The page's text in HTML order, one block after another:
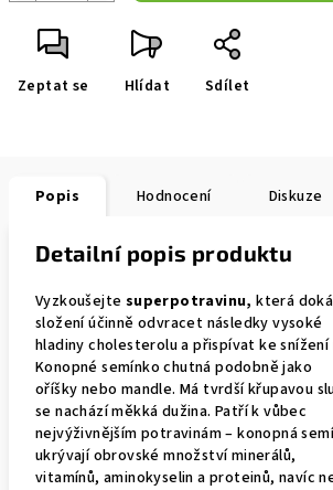
Zeptat se Hlídat Sdílet
Popis Hodnocení Diskuze
Detailní popis produktu
Vyzkoušejte superpotravinu, která
složení účinně odvracet následky vysoké
hladiny cholesterolu a přispívat ke
Konopné semínko chutná podobně jako
oříšky nebo mandle. Má tvrdší křupavou
se nachází měkká dužina. Patří k vůbec
nejvýživnějším potravinám – konopná
ukrývají obrovské množství minerálů,
vitamínů, aminokyselin a proteinů, navíc